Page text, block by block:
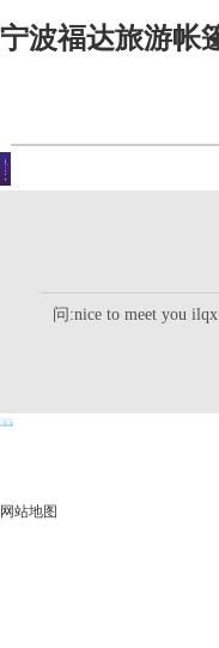
宁波福达旅游帐
问:nice to meet you ilqx
网站地图